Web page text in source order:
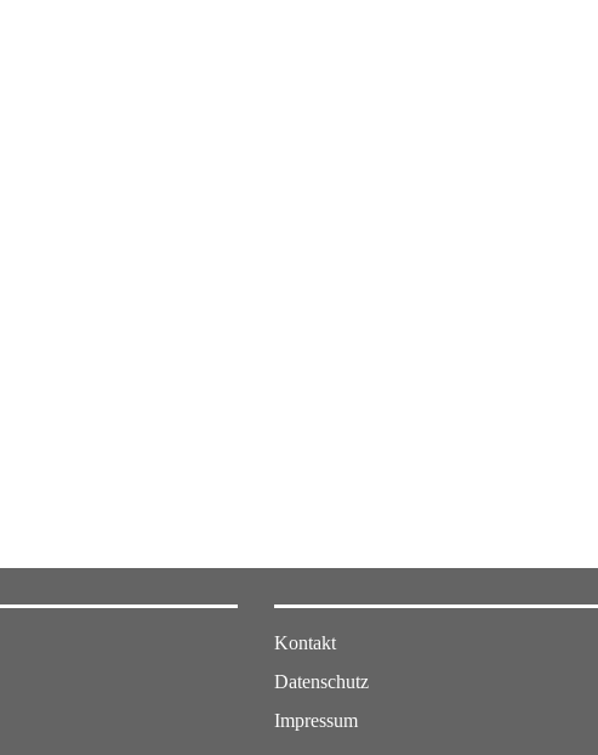
Kontakt
Datenschutz
Impressum